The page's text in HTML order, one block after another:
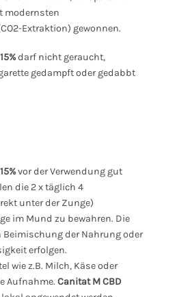
modernsten
Extraktion) gewonnen.
darf nicht geraucht,
gedampft oder gedabbt
vor der Verwendung gut
die 2 x täglich 4
unter der Zunge)
im Mund zu bewahren. Die
der Nahrung oder
erfolgen.
wie z.B. Milch, Käse oder
Aufnahme. Canitat M CBD